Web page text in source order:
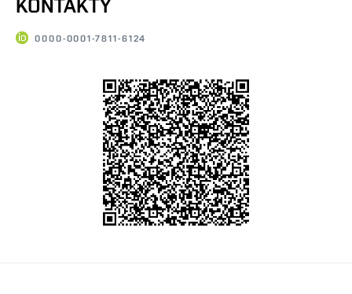
KONTAKTY
0000-0001-7811-6124